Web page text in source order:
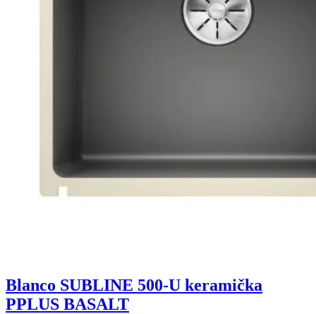
Blanco SUBLINE 500-U keramička
PPLUS BASALT